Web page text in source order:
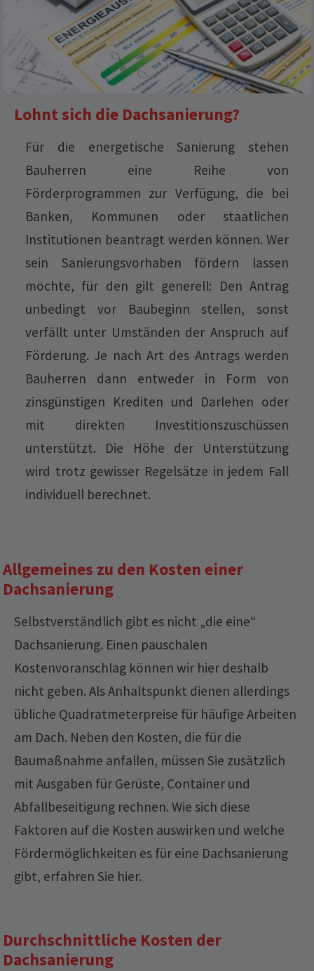
Lohnt sich die Dachsanierung?
Für die energetische Sanierung stehen
Bauherren eine Reihe von
Förderprogrammen zur Verfügung, die bei
Banken, Kommunen oder staatlichen
Institutionen beantragt werden können. Wer
sein Sanierungsvorhaben fördern lassen
möchte, für den gilt generell: Den Antrag
unbedingt vor Baubeginn stellen, sonst
verfällt unter Umständen der Anspruch auf
Förderung. Je nach Art des Antrags werden
Bauherren dann entweder in Form von
zinsgünstigen Krediten und Darlehen oder
mit direkten Investitionszuschüssen
unterstützt. Die Höhe der Unterstützung
wird trotz gewisser Regelsätze in jedem Fall
individuell berechnet.
Allgemeines zu den Kosten einer
Dachsanierung
Selbstverständlich gibt es nicht „die eine“
Dachsanierung. Einen pauschalen
Kostenvoranschlag können wir hier deshalb
nicht geben. Als Anhaltspunkt dienen allerdings
übliche Quadratmeterpreise für häufige Arbeiten
am Dach. Neben den Kosten, die für die
Baumaßnahme anfallen, müssen Sie zusätzlich
mit Ausgaben für Gerüste, Container und
Abfallbeseitigung rechnen. Wie sich diese
Faktoren auf die Kosten auswirken und welche
Fördermöglichkeiten es für eine Dachsanierung
gibt, erfahren Sie hier.
Durchschnittliche Kosten der
Dachsanierung